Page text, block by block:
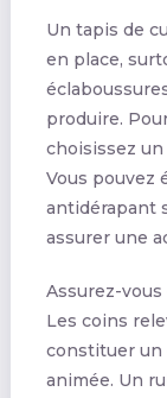
Un tapis de
en place,
produire.
choisissez
Vous pouvez
antidérapant
assurer une
Assurez-
Les coins
constituer un
animée. Un